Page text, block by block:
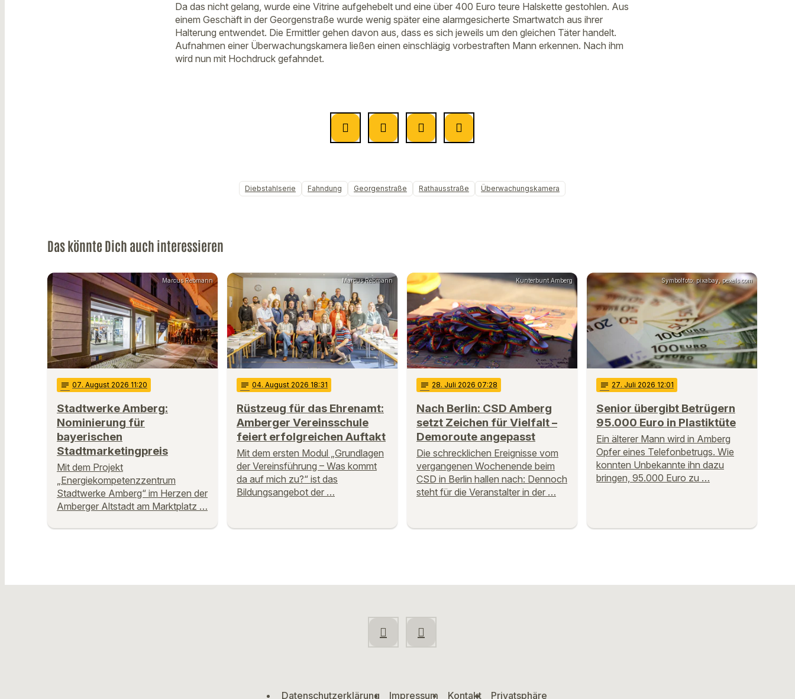
Da das nicht gelang, wurde eine Vitrine aufgehebelt und eine über 400 Euro teure Halskette gestohlen. Aus
einem Geschäft in der Georgenstraße wurde wenig später eine alarmgesicherte Smartwatch aus ihrer
Halterung entwendet. Die Ermittler gehen davon aus, dass es sich jeweils um den gleichen Täter handelt.
Aufnahmen einer Überwachungskamera ließen einen einschlägig vorbestraften Mann erkennen. Nach ihm
wird nun mit Hochdruck gefahndet.
Diebstahlserie Fahndung Georgenstraße Rathausstraße Überwachungskamera
Das könnte Dich auch interessieren
Marcus Rebmann
notes 07. August 2026 11:20
Stadtwerke Amberg:
Nominierung für
bayerischen
Stadtmarketingpreis
Mit dem Projekt
„Energiekompetenzzentrum
Stadtwerke Amberg“ im Herzen der
Amberger Altstadt am Marktplatz …
Marcus Rebmann
notes 04. August 2026 18:31
Rüstzeug für das Ehrenamt:
Amberger Vereinsschule
feiert erfolgreichen Auftakt
Mit dem ersten Modul „Grundlagen
der Vereinsführung – Was kommt
da auf mich zu?“ ist das
Bildungsangebot der …
Kunterbunt Amberg
notes 28. Juli 2026 07:28
Nach Berlin: CSD Amberg
setzt Zeichen für Vielfalt –
Demoroute angepasst
Die schrecklichen Ereignisse vom
vergangenen Wochenende beim
CSD in Berlin hallen nach: Dennoch
steht für die Veranstalter in der …
Symbolfoto: pixabay, pexels.com
notes 27. Juli 2026 12:01
Senior übergibt Betrügern
95.000 Euro in Plastiktüte
Ein älterer Mann wird in Amberg
Opfer eines Telefonbetrugs. Wie
konnten Unbekannte ihn dazu
bringen, 95.000 Euro zu …
Datenschutzerklärung Impressum Kontakt Privatsphäre